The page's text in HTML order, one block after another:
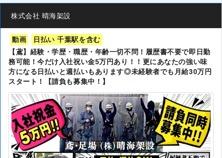
株式会社 晴海架設
動画
日払い 千葉駅を含む
【鳶】経験・学歴・職歴・年齢一切不問！履歴書不要で即日勤
務可能！今だけ入社祝い金5万円あり！！更にあなたの強い味
方になる日払いと週払いもあります◎未経験者でも月給30万円
スタート！【請負も募集中！】